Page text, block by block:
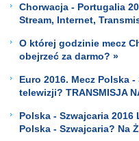
Chorwacja - Portugalia
Stream, Internet,
O której godzinie mecz
obejrzeć za darmo? »
Euro 2016. Mecz Polska
telewizji? TRANSMISJA
Polska - Szwajcaria 2016
Polska - Szwajcaria? Na